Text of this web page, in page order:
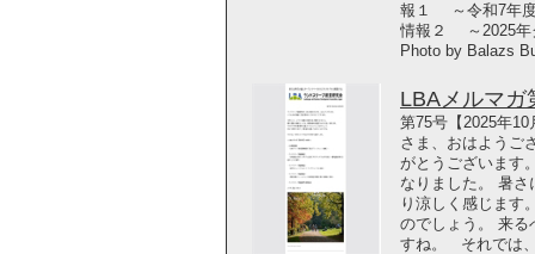
報１ ～令和7年度
情報２ ～2025年
Photo by Balazs
LBAメルマガ
第75号【2025年
さま、おはようご
がとうございます
なりました。 暑
り涼しく感じます
のでしょう。 来る
すね。 それでは